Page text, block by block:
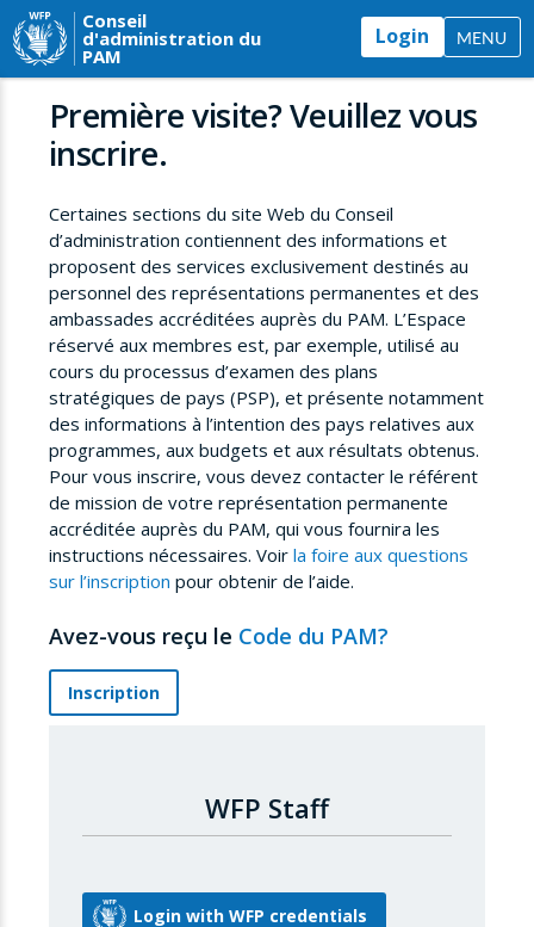
Conseil
d'administration du
PAM
Login MENU
Première visite? Veuillez vous
inscrire.
Certaines sections du site Web du Conseil
d’administration contiennent des informations et
proposent des services exclusivement destinés au
personnel des représentations permanentes et des
ambassades accréditées auprès du PAM. L’Espace
réservé aux membres est, par exemple, utilisé au
cours du processus d’examen des plans
stratégiques de pays (PSP), et présente notamment
des informations à l’intention des pays relatives aux
programmes, aux budgets et aux résultats obtenus.
Pour vous inscrire, vous devez contacter le référent
de mission de votre représentation permanente
accréditée auprès du PAM, qui vous fournira les
instructions nécessaires. Voir la foire aux questions
sur l’inscription pour obtenir de l’aide.
Avez-vous reçu le Code du PAM?
Inscription
WFP Staff